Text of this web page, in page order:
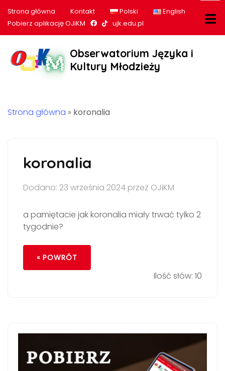
Strona główna Kontakt Polski
English
Pobierz aplikację OJiKM
Nasz profil na Facebook
Nasz profil na tiktok
ujk.edu.pl
Obserwatorium Języka i
Kultury Młodzieży
Strona główna » koronalia
koronalia
Dodano: 23 września 2024 przez OJiKM
a pamiętacie jak koronalia miały trwać tylko 2
tygodnie?
« POWRÓT
Ilość słów: 10